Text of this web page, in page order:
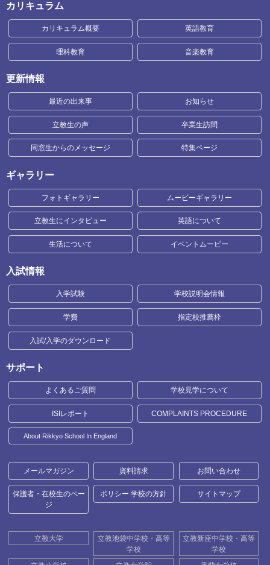
カリキュラム
カリキュラム概要 英語教育
理科教育 音楽教育
更新情報
最近の出来事 お知らせ
立教生の声 卒業生訪問
同窓生からのメッセージ 特集ページ
ギャラリー
フォトギャラリー ムービーギャラリー
立教生にインタビュー 英語について
生活について イベントムービー
入試情報
入学試験 学校説明会情報
学費 指定校推薦枠
入試/入学のダウンロード
サポート
よくあるご質問 学校見学について
ISIレポート COMPLAINTS PROCEDURE
About Rikkyo School In England
メールマガジン 資料請求 お問い合わせ
保護者・在校生のペー
ジ
ポリシー 学校の方針 サイトマップ
立教大学
立教池袋中学校・高等
学校
立教新座中学校・高等
学校